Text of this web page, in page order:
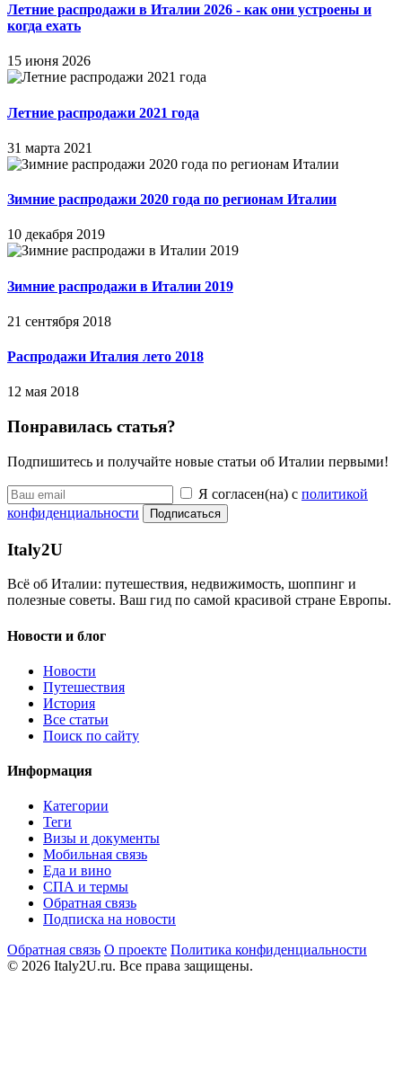
Летние распродажи в Италии 2026 - как они устроены и
когда ехать
15 июня 2026
Летние распродажи 2021 года
31 марта 2021
Зимние распродажи 2020 года по регионам Италии
10 декабря 2019
Зимние распродажи в Италии 2019
21 сентября 2018
Распродажи Италия лето 2018
12 мая 2018
Понравилась статья?
Подпишитесь и получайте новые статьи об Италии первыми!
Я согласен(на) с политикой
конфиденциальности
Подписаться
Italy2U
Всё об Италии: путешествия, недвижимость, шоппинг и
полезные советы. Ваш гид по самой красивой стране Европы.
Новости и блог
Новости
Путешествия
История
Все статьи
Поиск по сайту
Информация
Категории
Теги
Визы и документы
Мобильная связь
Еда и вино
СПА и термы
Обратная связь
Подписка на новости
Обратная связь О проекте Политика конфиденциальности
© 2026 Italy2U.ru. Все права защищены.